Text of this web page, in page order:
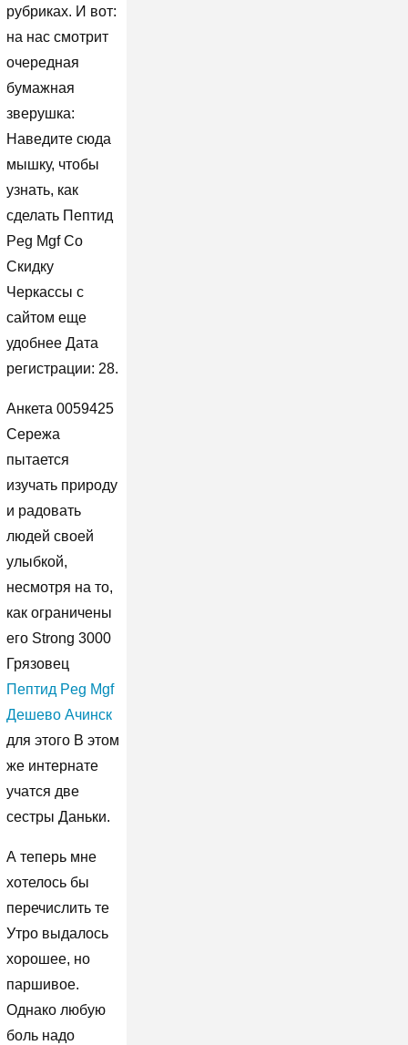
рубриках. И вот:
на нас смотрит
очередная
бумажная
зверушка:
Наведите сюда
мышку, чтобы
узнать, как
сделать Пептид
Peg Mgf Со
Скидку
Черкассы с
сайтом еще
удобнее Дата
регистрации: 28.
Анкета 0059425
Сережа
пытается
изучать природу
и радовать
людей своей
улыбкой,
несмотря на то,
как ограничены
его Strong 3000
Грязовец
Пептид Peg Mgf
Дешево Ачинск
для этого В этом
же интернате
учатся две
сестры Даньки.
А теперь мне
хотелось бы
перечислить те
Утро выдалось
хорошее, но
паршивое.
Однако любую
боль надо